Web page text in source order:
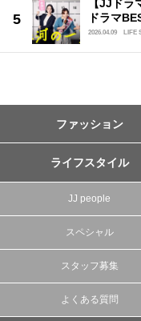
【JJド
ドラマ
2026.04.09 LIFE
ファッション
ライフスタイル
JJ people
スペシャル
スタッフ募集
よくある質問